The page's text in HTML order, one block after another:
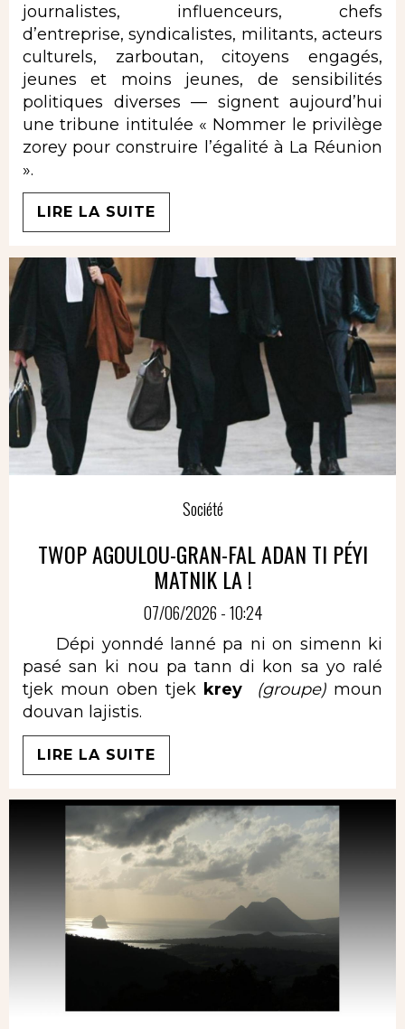
journalistes, influenceurs, chefs
d’entreprise, syndicalistes, militants, acteurs
culturels, zarboutan, citoyens engagés,
jeunes et moins jeunes, de sensibilités
politiques diverses — signent aujourd’hui
une tribune intitulée « Nommer le privilège
zorey pour construire l’égalité à La Réunion
».
LIRE LA SUITE
Société
TWOP AGOULOU-GRAN-FAL ADAN TI PÉYI
MATNIK LA !
07/06/2026 - 10:24
Dépi yonndé lanné pa ni on simenn ki
pasé san ki nou pa tann di kon sa yo ralé
tjek moun oben tjek krey (groupe) moun
douvan lajistis.
LIRE LA SUITE